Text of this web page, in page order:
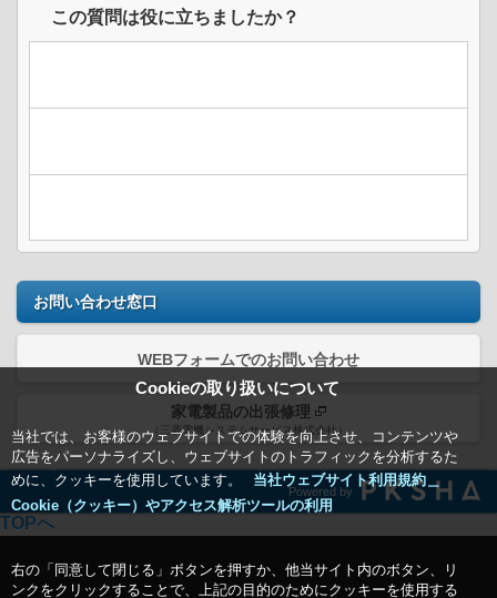
Cookieの取り扱いについて
当社では、お客様のウェブサイトでの体験を向上させ、コンテンツや
広告をパーソナライズし、ウェブサイトのトラフィックを分析するた
めに、クッキーを使用しています。
当社ウェブサイト利用規約＿
Cookie（クッキー）やアクセス解析ツールの利用
右の「同意して閉じる」ボタンを押すか、他当サイト内のボタン、リ
ンクをクリックすることで、上記の目的のためにクッキーを使用する
この質問は役に立ちましたか？
お問い合わせ窓口
WEBフォームでのお問い合わせ
家電製品の出張修理
（三菱電機システムサービス株式会社）
Powered by
TOPへ